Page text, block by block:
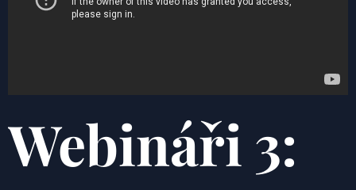
Webináři 3: